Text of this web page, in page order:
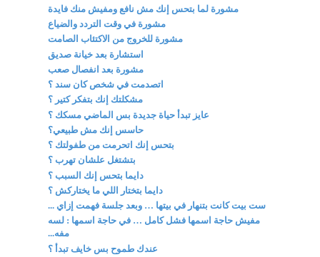
مشورة لما بتحس إنك مش نافع ومفيش منك فايدة
مشورة في وقت التردد والضياع
مشورة للخروج من الاكتئاب الصامت
استشارة بعد خيانة صديق
مشورة بعد انفصال صعب
اتصدمت في شخص كان سند ؟
مشكلتك إنك بتفكر كتير ؟
عايز تبدأ حياة جديدة بس الماضي مسكك ؟
حاسس إنك مش طبيعي؟
بتحس إنك اتحرمت من طفولتك ؟
بتشتغل علشان تهرب ؟
دايما بتحس إنك السبب ؟
دايما بتختار اللي ما يختاركش ؟
ست بيت كانت بتنهار في بيتها … وبعد جلسة فهمت إزاي ...
مفيش حاجة اسمها فشل كامل … في حاجة اسمها : لسه
مفه...
عندك طموح بس خايف تبدأ ؟